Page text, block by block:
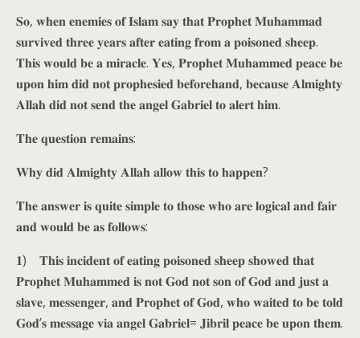
𝐒𝐨, 𝐰𝐡𝐞𝐧 𝐞𝐧𝐞𝐦𝐢𝐞𝐬 𝐨𝐟 𝐈𝐬𝐥𝐚𝐦 𝐬𝐚𝐲 𝐭𝐡𝐚𝐭 𝐏𝐫𝐨𝐩𝐡𝐞𝐭 𝐌𝐮𝐡𝐚𝐦𝐦𝐚𝐝
𝐬𝐮𝐫𝐯𝐢𝐯𝐞𝐝 𝐭𝐡𝐫𝐞𝐞 𝐲𝐞𝐚𝐫𝐬 𝐚𝐟𝐭𝐞𝐫 𝐞𝐚𝐭𝐢𝐧𝐠 𝐟𝐫𝐨𝐦 𝐚 𝐩𝐨𝐢𝐬𝐨𝐧𝐞𝐝 𝐬𝐡𝐞𝐞𝐩.
𝐓𝐡𝐢𝐬 𝐰𝐨𝐮𝐥𝐝 𝐛𝐞 𝐚 𝐦𝐢𝐫𝐚𝐜𝐥𝐞. 𝐘𝐞𝐬, 𝐏𝐫𝐨𝐩𝐡𝐞𝐭 𝐌𝐮𝐡𝐚𝐦𝐦𝐞𝐝 𝐩𝐞𝐚𝐜𝐞 𝐛𝐞
𝐮𝐩𝐨𝐧 𝐡𝐢𝐦 𝐝𝐢𝐝 𝐧𝐨𝐭 𝐩𝐫𝐨𝐩𝐡𝐞𝐬𝐢𝐞𝐝 𝐛𝐞𝐟𝐨𝐫𝐞𝐡𝐚𝐧𝐝, 𝐛𝐞𝐜𝐚𝐮𝐬𝐞 𝐀𝐥𝐦𝐢𝐠𝐡𝐭𝐲
𝐀𝐥𝐥𝐚𝐡 𝐝𝐢𝐝 𝐧𝐨𝐭 𝐬𝐞𝐧𝐝 𝐭𝐡𝐞 𝐚𝐧𝐠𝐞𝐥 𝐆𝐚𝐛𝐫𝐢𝐞𝐥 𝐭𝐨 𝐚𝐥𝐞𝐫𝐭 𝐡𝐢𝐦.
𝐓𝐡𝐞 𝐪𝐮𝐞𝐬𝐭𝐢𝐨𝐧 𝐫𝐞𝐦𝐚𝐢𝐧𝐬:
𝐖𝐡𝐲 𝐝𝐢𝐝 𝐀𝐥𝐦𝐢𝐠𝐡𝐭𝐲 𝐀𝐥𝐥𝐚𝐡 𝐚𝐥𝐥𝐨𝐰 𝐭𝐡𝐢𝐬 𝐭𝐨 𝐡𝐚𝐩𝐩𝐞𝐧?
𝐓𝐡𝐞 𝐚𝐧𝐬𝐰𝐞𝐫 𝐢𝐬 𝐪𝐮𝐢𝐭𝐞 𝐬𝐢𝐦𝐩𝐥𝐞 𝐭𝐨 𝐭𝐡𝐨𝐬𝐞 𝐰𝐡𝐨 𝐚𝐫𝐞 𝐥𝐨𝐠𝐢𝐜𝐚𝐥 𝐚𝐧𝐝 𝐟𝐚𝐢𝐫
𝐚𝐧𝐝 𝐰𝐨𝐮𝐥𝐝 𝐛𝐞 𝐚𝐬 𝐟𝐨𝐥𝐥𝐨𝐰𝐬:
𝟏) 𝐓𝐡𝐢𝐬 𝐢𝐧𝐜𝐢𝐝𝐞𝐧𝐭 𝐨𝐟 𝐞𝐚𝐭𝐢𝐧𝐠 𝐩𝐨𝐢𝐬𝐨𝐧𝐞𝐝 𝐬𝐡𝐞𝐞𝐩 𝐬𝐡𝐨𝐰𝐞𝐝 𝐭𝐡𝐚𝐭
𝐏𝐫𝐨𝐩𝐡𝐞𝐭 𝐌𝐮𝐡𝐚𝐦𝐦𝐞𝐝 𝐢𝐬 𝐧𝐨𝐭 𝐆𝐨𝐝 𝐧𝐨𝐭 𝐬𝐨𝐧 𝐨𝐟 𝐆𝐨𝐝 𝐚𝐧𝐝 𝐣𝐮𝐬𝐭 𝐚
𝐬𝐥𝐚𝐯𝐞, 𝐦𝐞𝐬𝐬𝐞𝐧𝐠𝐞𝐫, 𝐚𝐧𝐝 𝐏𝐫𝐨𝐩𝐡𝐞𝐭 𝐨𝐟 𝐆𝐨𝐝, 𝐰𝐡𝐨 𝐰𝐚𝐢𝐭𝐞𝐝 𝐭𝐨 𝐛𝐞 𝐭𝐨𝐥𝐝
𝐆𝐨𝐝’𝐬 𝐦𝐞𝐬𝐬𝐚𝐠𝐞 𝐯𝐢𝐚 𝐚𝐧𝐠𝐞𝐥 𝐆𝐚𝐛𝐫𝐢𝐞𝐥= 𝐉𝐢𝐛𝐫𝐢𝐥 𝐩𝐞𝐚𝐜𝐞 𝐛𝐞 𝐮𝐩𝐨𝐧 𝐭𝐡𝐞𝐦.